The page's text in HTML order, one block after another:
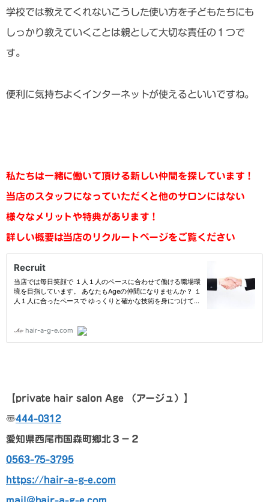
学校では教えてくれないこうした使い方を子どもたちにも
しっかり教えていくことは親として大切な責任の１つで
す。
便利に気持ちよくインターネットが使えるといいですね。
私たちは一緒に働いて頂ける新しい仲間を探しています！
当店のスタッフになっていただくと他のサロンにはない
様々なメリットや特典があります！
詳しい概要は当店のリクルートページをご覧ください
【private hair salon Age （アージュ） 】
〠444-0312
愛知県西尾市国森町郷北３－２
0563-75-3795
https://hair-a-g-e.com